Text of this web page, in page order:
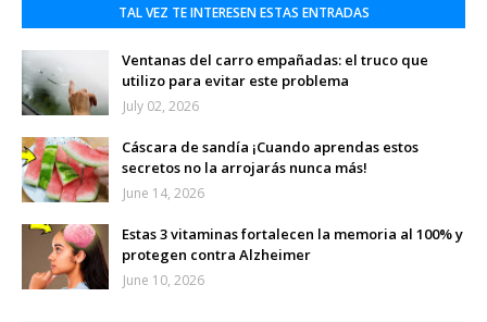
TAL VEZ TE INTERESEN ESTAS ENTRADAS
Ventanas del carro empañadas: el truco que
utilizo para evitar este problema
July 02, 2026
Cáscara de sandía ¡Cuando aprendas estos
secretos no la arrojarás nunca más!
June 14, 2026
Estas 3 vitaminas fortalecen la memoria al 100% y
protegen contra Alzheimer
June 10, 2026